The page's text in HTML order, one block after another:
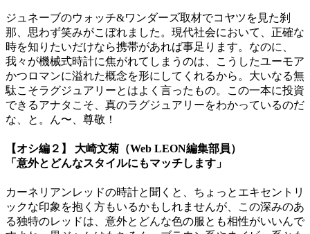
ジュネーブのウォッチ&ワンダーズ取材でコヤツを見た刹
那、思わず笑みがこぼれました。現代社会において、正確な
時を知りたいだけなら携帯があれば事足ります。なのに、
我々が機械式時計に焦がれてしまうのは、こうしたユーモア
かつロマンに溢れた概念を形にしてくれるから。大いなる無
駄こそラグジュアリーとはよく言ったもの。この一本に投資
できるアナタこそ、真のラグジュアリーをわかっているのだ
な、と。ん〜、尊敬！
【オシ編２】 大崎文菊（Web LEON編集部員）
「意外とどんなスタイルにもマッチします」
カーネリアンレッドの時計と聞くと、ちょっとエキセントリ
ックな印象を抱く方もいるかもしれませんが、この深みのあ
る独特のレッドは、意外とどんな色の服とも相性がいいんで